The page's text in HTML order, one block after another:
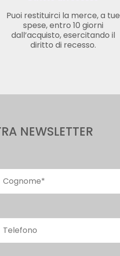
Puoi restituirci la merce, a tue
spese, entro 10 giorni
dall’acquisto, esercitando il
diritto di recesso.
NEWSLETTER